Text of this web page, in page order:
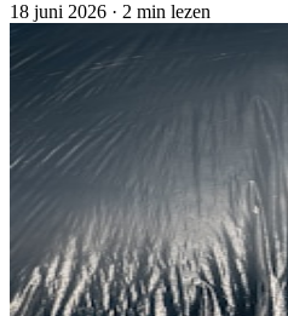
18 juni 2026 · 2 min lezen